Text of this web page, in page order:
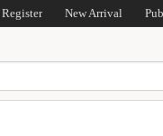
Register New Arrival